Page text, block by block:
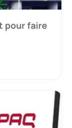
pour faire